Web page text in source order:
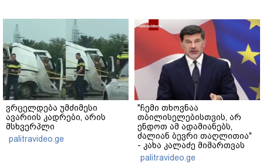
ვრცელდება უმძიმესი
ავარიის კადრები, არის
მსხვერპლი
palitravideo.ge
"ჩემი თხოვნაა
თბილისელებისთვის, არ
ენდოთ ამ ადამიანებს,
ძალიან ბევრი თაღლითია"
- კახა კალაძე მიმართვას
ავრცელებს
palitravideo.ge